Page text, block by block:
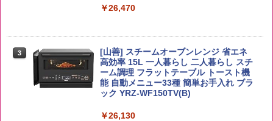
4
by Amazon あきたこまちブレンド 無洗
米 5kg
￥3,396
￥4,939
トリスウイスキー 4000ml サントリー 大
容量 4リットル
￥4,345
￥2,323
カップヌードル カップヌードルPRO シ
ーフードヌードル 高たんぱく&低糖質 さ
らに塩分控えめ 78g×12個
￥2,989
￥26,470
3
[山善] スチームオーブンレンジ 省エネ
高効率 15L 一人暮らし 二人暮らし スチ
ーム調理 フラットテーブル トースト機
能 自動メニュー33種 簡単お手入れ ブラ
ック YRZ-WF150TV(B)
￥26,130